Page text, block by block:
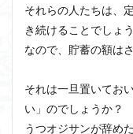
それらの人たちは、
き続けることでしょう
なので、貯蓄の額は
それは一旦置いてお
い」のでしょうか？
うつオジサンが辞め